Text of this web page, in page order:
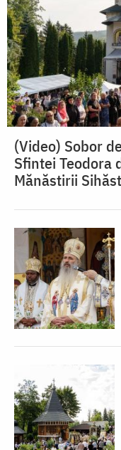
(Video) Sobor
Sfintei Teodora
Mănăstirii